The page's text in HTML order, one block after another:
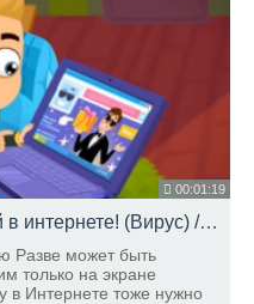
00:01:19
Фикси-советы - Осторожней в интернете! (Вирус) / Fixiki
Разве может быть
только на экране
в Интернете тоже нужно